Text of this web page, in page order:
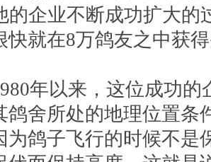
企业不断成功扩大的
快就在8万鸽友之中获
年以来，这位成功的
鸽舍所处的地理位置条
为鸽子飞行的时候不是